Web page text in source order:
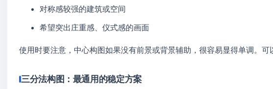
对称感较强的建筑或空间
希望突出庄重感、仪式感的画面
使用时要注意，中心构图如果没有前景或背景辅助，很容易显得单调。可
三分法构图：最通用的稳定方案